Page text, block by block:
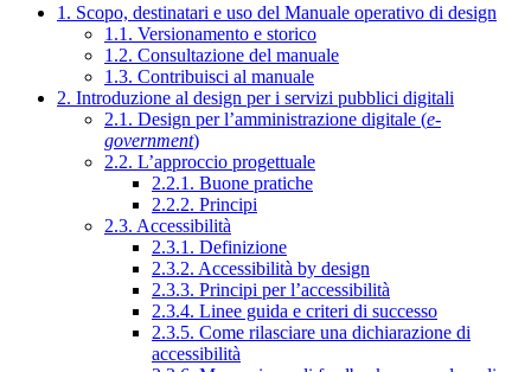
1. Scopo, destinatari e uso del Manuale operativo di design
1.1. Versionamento e storico
1.2. Consultazione del manuale
1.3. Contribuisci al manuale
2. Introduzione al design per i servizi pubblici digitali
2.1. Design per l’amministrazione digitale (e-
government)
2.2. L’approccio progettuale
2.2.1. Buone pratiche
2.2.2. Principi
2.3. Accessibilità
2.3.1. Definizione
2.3.2. Accessibilità by design
2.3.3. Principi per l’accessibilità
2.3.4. Linee guida e criteri di successo
2.3.5. Come rilasciare una dichiarazione di
accessibilità